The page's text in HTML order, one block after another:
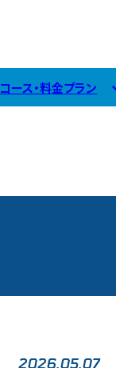
コース・料金プラン
2026.05.07